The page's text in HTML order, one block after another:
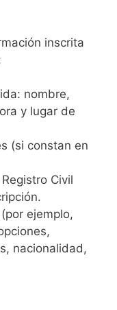
inscrita
nombre,
y lugar de
(si constan en
Civil
ejemplo,
nacionalidad,